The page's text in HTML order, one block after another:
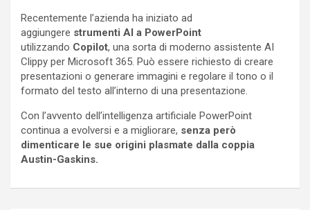
Recentemente l’azienda ha iniziato ad
aggiungere strumenti AI a PowerPoint
utilizzando Copilot, una sorta di moderno assistente AI
Clippy per Microsoft 365. Può essere richiesto di creare
presentazioni o generare immagini e regolare il tono o il
formato del testo all’interno di una presentazione.
Con l’avvento dell’intelligenza artificiale PowerPoint
continua a evolversi e a migliorare, senza però
dimenticare le sue origini plasmate dalla coppia
Austin-Gaskins.